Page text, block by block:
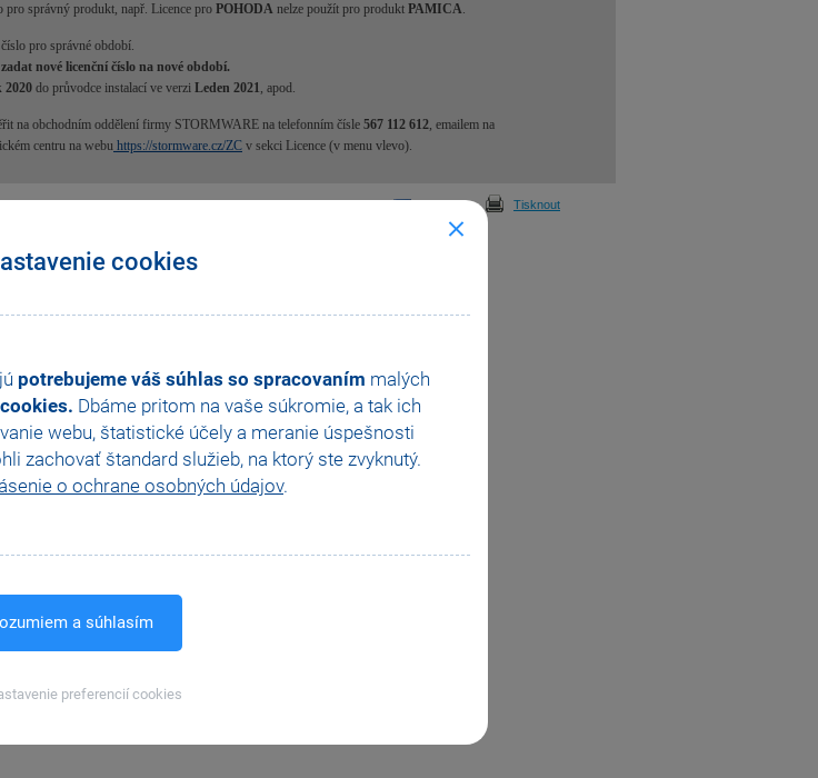
cookies
potrebujeme váš súhlas so spracovaním malých
Dbáme pritom na vaše súkromie, a tak ich
webu, štatistické účely a meranie úspešnosti
zachovať štandard služieb, na ktorý ste zvyknutý.
o ochrane osobných údajov.
a súhlasím
preferencií cookies
pro správný produkt, např. Licence pro POHODA nelze použít pro produkt PAMICA.
pro správné období.
nové licenční číslo na nové období.
2020 do průvodce instalací ve verzi Leden 2021, apod.
na obchodním oddělení firmy STORMWARE na telefonním čísle 567 112 612, emailem na
centru na webu https://stormware.cz/ZC v sekci Licence (v menu vlevo).
Tisknout